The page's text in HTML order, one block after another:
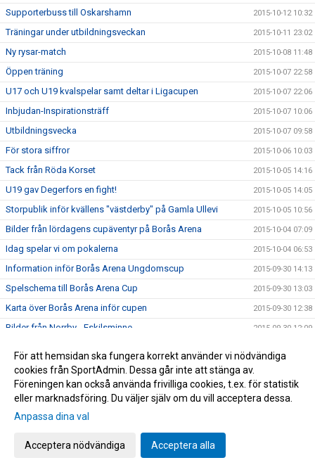
Supporterbuss till Oskarshamn 2015-10-12 10:32
Träningar under utbildningsveckan 2015-10-11 23:02
Ny rysar-match 2015-10-08 11:48
Öppen träning 2015-10-07 22:58
U17 och U19 kvalspelar samt deltar i Ligacupen 2015-10-07 22:06
Inbjudan-Inspirationsträff 2015-10-07 10:06
Utbildningsvecka 2015-10-07 09:58
För stora siffror 2015-10-06 10:03
Tack från Röda Korset 2015-10-05 14:16
U19 gav Degerfors en fight! 2015-10-05 14:05
Storpublik inför kvällens "västderby" på Gamla Ullevi 2015-10-05 10:56
Bilder från lördagens cupäventyr på Borås Arena 2015-10-04 07:09
Idag spelar vi om pokalerna 2015-10-04 06:53
Information inför Borås Arena Ungdomscup 2015-09-30 14:13
Spelschema till Borås Arena Cup 2015-09-30 13:03
Karta över Borås Arena inför cupen 2015-09-30 12:38
Bilder från Norrby - Eskilsminne 2015-09-30 12:09
Yarsuvat var skillnaden
Veckans match i söderettan! 2015-09-26 08:36
Norrby bjuder och hjälper flyktingar
Sponsorer bjuder på fri entré
För att hemsidan ska fungera korrekt använder vi nödvändiga
cookies från SportAdmin. Dessa går inte att stänga av.
Föreningen kan också använda frivilliga cookies, t.ex. för statistik
eller marknadsföring. Du väljer själv om du vill acceptera dessa.
Anpassa dina val
Acceptera nödvändiga Acceptera alla